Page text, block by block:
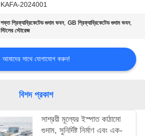
KAFA-2024001
শক্ত প্রিফ্যাব্রিকেটেড গুদাম ভবন,GB প্রিফ্যাব্রিকেটেড গুদাম ভবন,
স্টিলের স্টোরেজ
আমাদের সাথে যোগাযোগ করুন!
বিশদ প্রকাশ
সাশ্রয়ী মূল্যের ইস্পাত কাঠামো
গুদাম, সুনির্দিষ্ট নির্মাণ এবং এক-